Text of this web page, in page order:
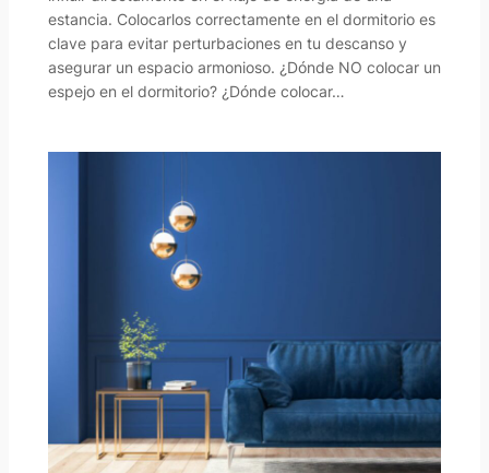
estancia. Colocarlos correctamente en el dormitorio es
clave para evitar perturbaciones en tu descanso y
asegurar un espacio armonioso. ¿Dónde NO colocar un
espejo en el dormitorio? ¿Dónde colocar…